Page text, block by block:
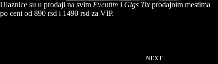
Ulaznice su u prodaji na svim Eventim i Gigs Tix prodajnim mestima
po ceni od 890 rsd i 1490 rsd za VIP.
NEXT